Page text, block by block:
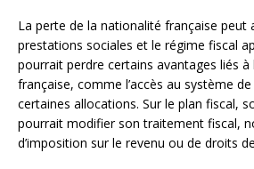
La perte de la nationalité française peut
prestations sociales et le régime fiscal
pourrait perdre certains avantages liés
française, comme l’accès au système
certaines allocations. Sur le plan fiscal,
pourrait modifier son traitement fiscal,
d’imposition sur le revenu ou de droits